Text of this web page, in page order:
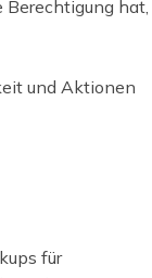
hat,
und Aktionen
für